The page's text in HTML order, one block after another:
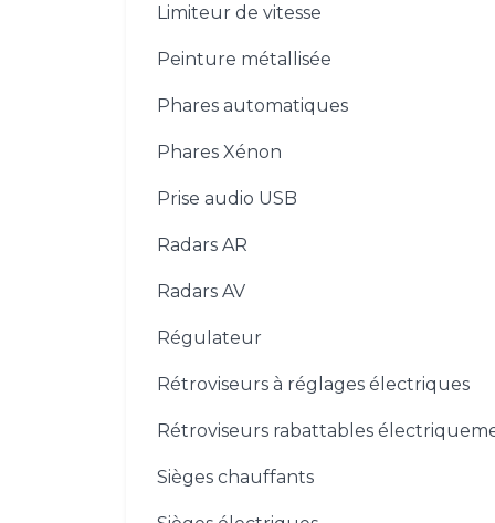
Limiteur de vitesse
Peinture métallisée
Phares automatiques
Phares Xénon
Prise audio USB
Radars AR
Radars AV
Régulateur
Rétroviseurs à réglages électriques
Rétroviseurs rabattables
Sièges chauffants